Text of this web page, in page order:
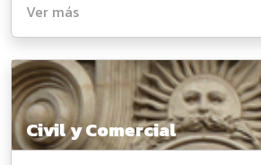
Ver más
Civil y Comercial